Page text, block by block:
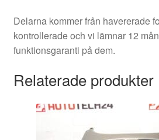
Delarna kommer från havererade
kontrollerade och vi lämnar 12
funktionsgaranti på dem.
Relaterade produkter